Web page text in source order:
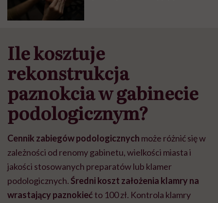
Ile kosztuje
rekonstrukcja
paznokcia w gabinecie
podologicznym?
Cennik zabiegów podologicznych może różnić się w
zależności od renomy gabinetu, wielkości miasta i
jakości stosowanych preparatów lub klamer
podologicznych.Średni koszt założenia klamry na
wrastający paznokiećto 100 zł. Kontrola klamry